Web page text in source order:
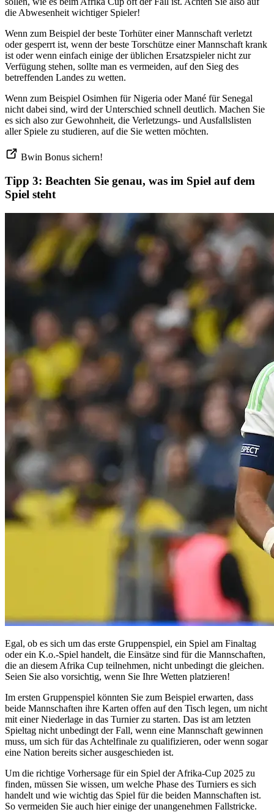
die Abwesenheit wichtiger Spieler!
Wenn zum Beispiel der beste Torhüter einer Mannschaft verletzt
oder gesperrt ist, wenn der beste Torschütze einer Mannschaft krank
ist oder wenn einfach einige der üblichen Ersatzspieler nicht zur
Verfügung stehen, sollte man es vermeiden, auf den Sieg des
betreffenden Landes zu wetten.
Wenn zum Beispiel Osimhen für Nigeria oder Mané für Senegal
nicht dabei sind, wird der Unterschied schnell deutlich. Machen Sie
es sich also zur Gewohnheit, die Verletzungs- und Ausfallslisten
aller Spiele zu studieren, auf die Sie wetten möchten.
Bwin Bonus sichern!
Tipp 3: Beachten Sie genau, was im Spiel auf dem
Spiel steht
Egal, ob es sich um das erste Gruppenspiel, ein Spiel am Finaltag
oder ein K.o.-Spiel handelt, die Einsätze sind für die Mannschaften,
die an diesem Afrika Cup teilnehmen, nicht unbedingt die gleichen.
Seien Sie also vorsichtig, wenn Sie Ihre Wetten platzieren!
Im ersten Gruppenspiel könnten Sie zum Beispiel erwarten, dass
beide Mannschaften ihre Karten offen auf den Tisch legen, um nicht
mit einer Niederlage in das Turnier zu starten. Das ist am letzten
Spieltag nicht unbedingt der Fall, wenn eine Mannschaft gewinnen
muss, um sich für das Achtelfinale zu qualifizieren, oder wenn sogar
eine Nation bereits sicher ausgeschieden ist.
Um die richtige Vorhersage für ein Spiel der Afrika-Cup 2025 zu
finden, müssen Sie wissen, um welche Phase des Turniers es sich
handelt und wie wichtig das Spiel für die beiden Mannschaften ist.
So vermeiden Sie auch hier einige der unangenehmen Fallstricke.